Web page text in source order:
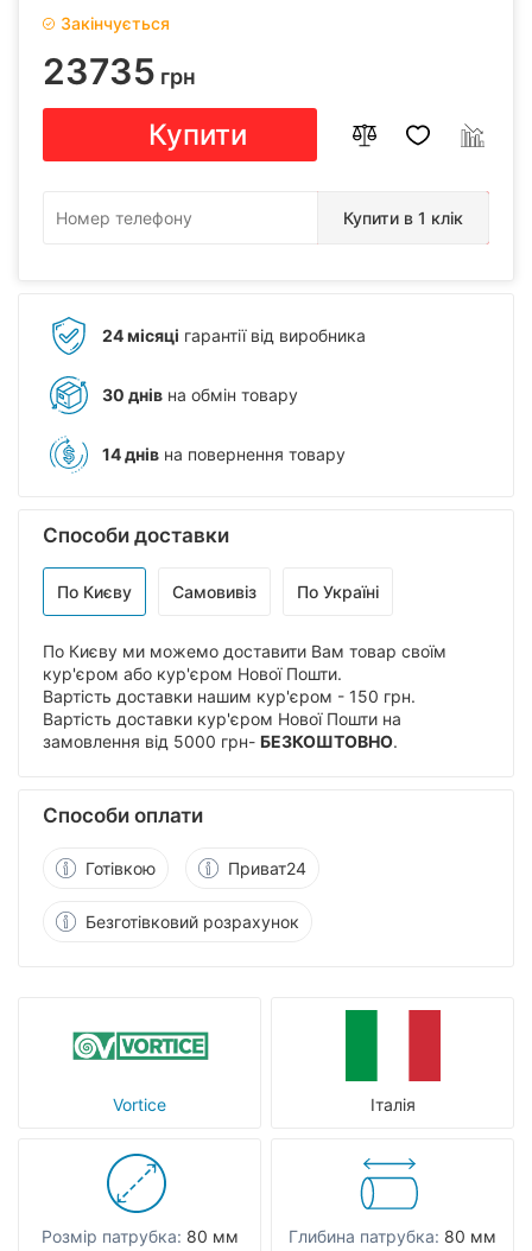
Vortice Італія
Розмір патрубка: 80 мм Глибина патрубка: 80 мм
Закінчується
23735 грн
Купити
Купити в 1 клік
24 місяці гарантії від виробника
30 днів на обмін товару
14 днів на повернення товару
Способи доставки
По Києву Самовивіз По Україні
По Києву ми можемо доставити Вам товар своїм
кур'єром або кур'єром Нової Пошти.
Вартість доставки нашим кур'єром - 150 грн.
Вартість доставки кур'єром Нової Пошти на
замовлення від 5000 грн- БЕЗКОШТОВНО.
Способи оплати
Готівкою Приват24
Безготівковий розрахунок